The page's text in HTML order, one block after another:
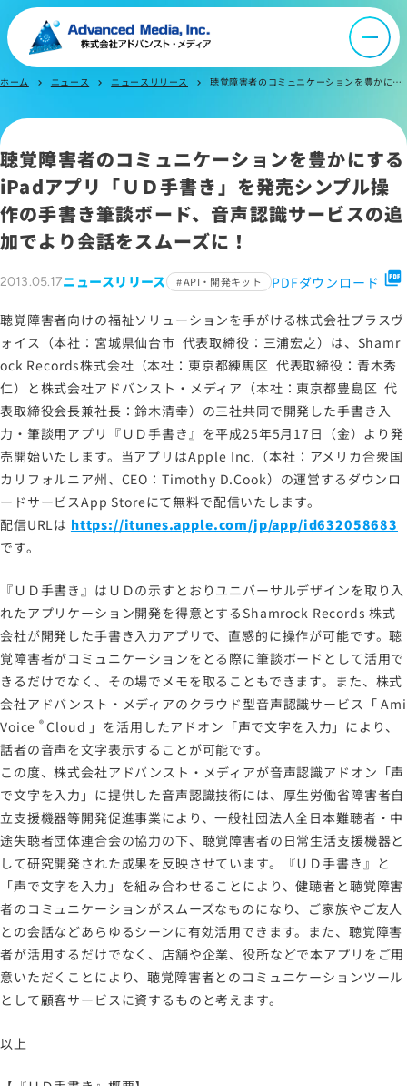
採用情報
IR情報
よくあるご質問
お問い合わせ
サイトマップ
ソーシャルメディアポリシー
プライバシーポリシー
情報セキュリティポリシー
労働者派遣事業に関わる情報
メールマガジン
ホーム chevron_right ニュース chevron_right ニュースリリース chevron_right 聴覚障害者のコミュニケーションを豊かにするiPadアプリ「ＵＤ手書き」を発売シンプル操作の手書き筆談ボード、音声認識サービスの追加でより会話をスムーズに！
聴覚障害者のコミュニケーションを豊かにする
iPadアプリ「ＵＤ手書き」を発売シンプル操
作の手書き筆談ボード、音声認識サービスの追
加でより会話をスムーズに！
2013.05.17ニュースリリース API・開発キット PDFダウンロード picture_as_pdf
聴覚障害者向けの福祉ソリューションを手がける株式会社プラスヴ
ォイス（本社：宮城県仙台市 代表取締役：三浦宏之）は、Shamr
ock Records株式会社（本社：東京都練馬区 代表取締役：青木秀
仁）と株式会社アドバンスト・メディア（本社：東京都豊島区 代
表取締役会長兼社長：鈴木清幸）の三社共同で開発した手書き入
力・筆談用アプリ『ＵＤ手書き』を平成25年5月17日（金）より発
売開始いたします。当アプリはApple Inc.（本社：アメリカ合衆国
カリフォルニア州、CEO：Timothy D.Cook）の運営するダウンロ
ードサービスApp Storeにて無料で配信いたします。
配信URLは https://itunes.apple.com/jp/app/id632058683
です。
『ＵＤ手書き』はＵＤの示すとおりユニバーサルデザインを取り入
れたアプリケーション開発を得意とするShamrock Records 株式
会社が開発した手書き入力アプリで、直感的に操作が可能です。聴
覚障害者がコミュニケーションをとる際に筆談ボードとして活用で
きるだけでなく、その場でメモを取ることもできます。また、株式
会社アドバンスト・メディアのクラウド型音声認識サービス「Ami
Voice®Cloud 」を活用したアドオン「声で文字を入力」により、
話者の音声を文字表示することが可能です。
この度、株式会社アドバンスト・メディアが音声認識アドオン「声
で文字を入力」に提供した音声認識技術には、厚生労働省障害者自
立支援機器等開発促進事業により、一般社団法人全日本難聴者・中
途失聴者団体連合会の協力の下、聴覚障害者の日常生活支援機器と
して研究開発された成果を反映させています。『ＵＤ手書き』と
「声で文字を入力」を組み合わせることにより、健聴者と聴覚障害
者のコミュニケーションがスムーズなものになり、ご家族やご友人
との会話などあらゆるシーンに有効活用できます。また、聴覚障害
者が活用するだけでなく、店舗や企業、役所などで本アプリをご用
意いただくことにより、聴覚障害者とのコミュニケーションツール
として顧客サービスに資するものと考えます。
以上